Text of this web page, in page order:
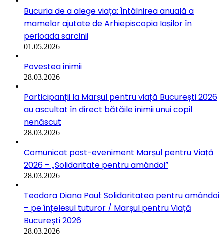
Bucuria de a alege viața: Întâlnirea anuală a
mamelor ajutate de Arhiepiscopia Iașilor în
perioada sarcinii
01.05.2026
Povestea inimii
28.03.2026
Participanții la Marșul pentru viață București 2026
au ascultat în direct bătăile inimii unui copil
nenăscut
28.03.2026
Comunicat post-eveniment Marșul pentru Viață
2026 – „Solidaritate pentru amândoi”
28.03.2026
Teodora Diana Paul: Solidaritatea pentru amândoi
– pe înțelesul tuturor / Marșul pentru Viață
București 2026
28.03.2026